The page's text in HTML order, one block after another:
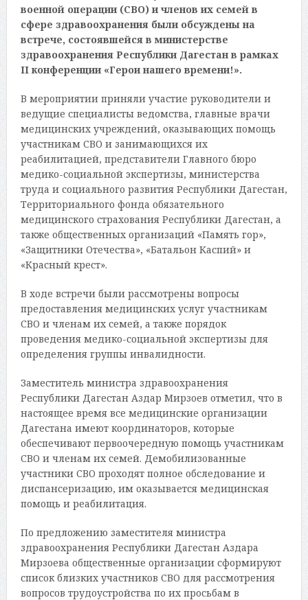
военной операции (СВО) и членов их семей в
сфере здравоохранения были обсуждены на
встрече, состоявшейся в министерстве
здравоохранения Республики Дагестан в рамках
II конференции «Герои нашего времени!».
В мероприятии приняли участие руководители и
ведущие специалисты ведомства, главные врачи
медицинских учреждений, оказывающих помощь
участникам СВО и занимающихся их
реабилитацией, представители Главного бюро
медико-социальной экспертизы, министерства
труда и социального развития Республики Дагестан,
Территориального фонда обязательного
медицинского страхования Республики Дагестан, а
также общественных организаций «Память гор»,
«Защитники Отечества», «Батальон Каспий» и
«Красный крест».
В ходе встречи были рассмотрены вопросы
предоставления медицинских услуг участникам
СВО и членам их семей, а также порядок
проведения медико-социальной экспертизы для
определения группы инвалидности.
Заместитель министра здравоохранения
Республики Дагестан Аздар Мирзоев отметил, что в
настоящее время все медицинские организации
Дагестана имеют координаторов, которые
обеспечивают первоочередную помощь участникам
СВО и членам их семей. Демобилизованные
участники СВО проходят полное обследование и
диспансеризацию, им оказывается медицинская
помощь и реабилитация.
По предложению заместителя министра
здравоохранения Республики Дагестан Аздара
Мирзоева общественные организации сформируют
список близких участников СВО для рассмотрения
вопросов трудоустройства по их просьбам в